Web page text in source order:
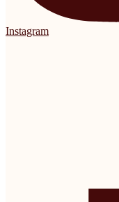
Instagram